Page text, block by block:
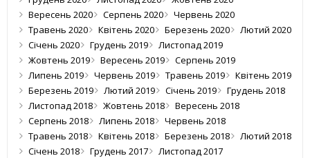
Вересень 2020
Серпень 2020
Червень 2020
Травень 2020
Квітень 2020 Березень 2020
Лютий 2020
Січень 2020
Грудень 2019
Листопад 2019
Жовтень 2019
Вересень 2019
Серпень 2019
Липень 2019
Червень 2019 Травень 2019
Квітень 2019
Березень 2019
Лютий 2019 Січень 2019
Грудень 2018
Листопад 2018
Жовтень 2018
Вересень 2018
Серпень 2018
Липень 2018
Червень 2018
Травень 2018
Квітень 2018 Березень 2018
Лютий 2018
Січень 2018
Грудень 2017
Листопад 2017